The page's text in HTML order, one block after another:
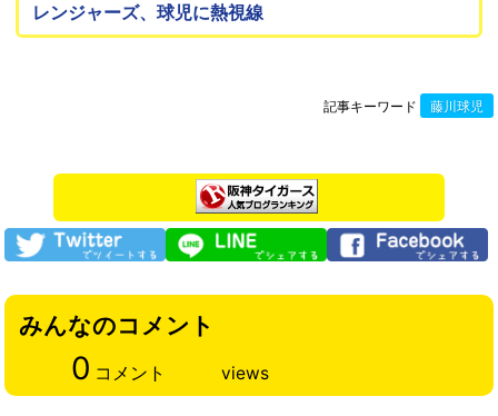
レンジャーズ、球児に熱視線
記事キーワード 藤川球児
みんなのコメント
0 コメント views